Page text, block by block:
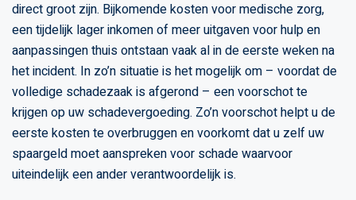
direct groot zijn. Bijkomende kosten voor medische zorg,
een tijdelijk lager inkomen of meer uitgaven voor hulp en
aanpassingen thuis ontstaan vaak al in de eerste weken na
het incident. In zo’n situatie is het mogelijk om – voordat de
volledige schadezaak is afgerond – een voorschot te
krijgen op uw schadevergoeding. Zo’n voorschot helpt u de
eerste kosten te overbruggen en voorkomt dat u zelf uw
spaargeld moet aanspreken voor schade waarvoor
uiteindelijk een ander verantwoordelijk is.